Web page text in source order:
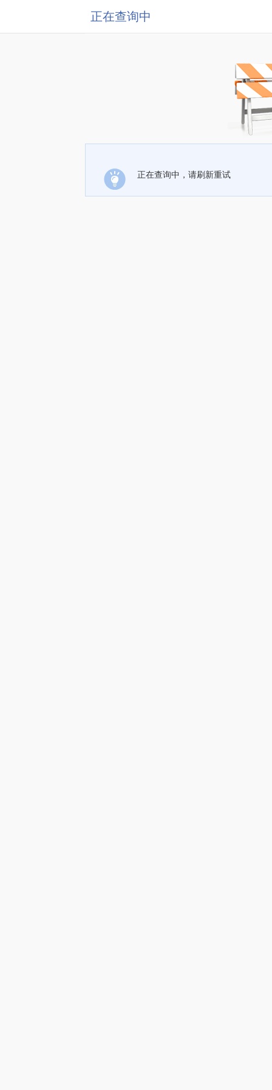
正在查询中
正在查询中，请刷新重试